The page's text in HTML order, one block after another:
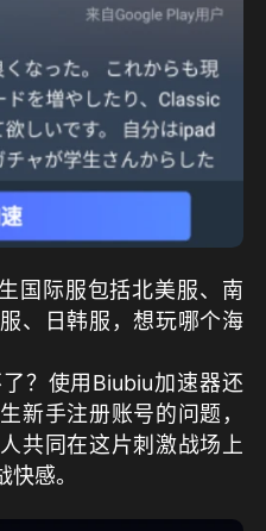
国际服包括北美服、南
、日韩服，想玩哪个海
？使用Biubiu加速器还
新手注册账号的问题，
共同在这片刺激战场上
感。